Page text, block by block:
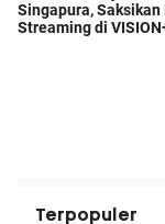
Terpopuler